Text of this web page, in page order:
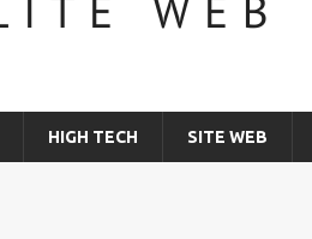
HIGH TECH SITE WEB